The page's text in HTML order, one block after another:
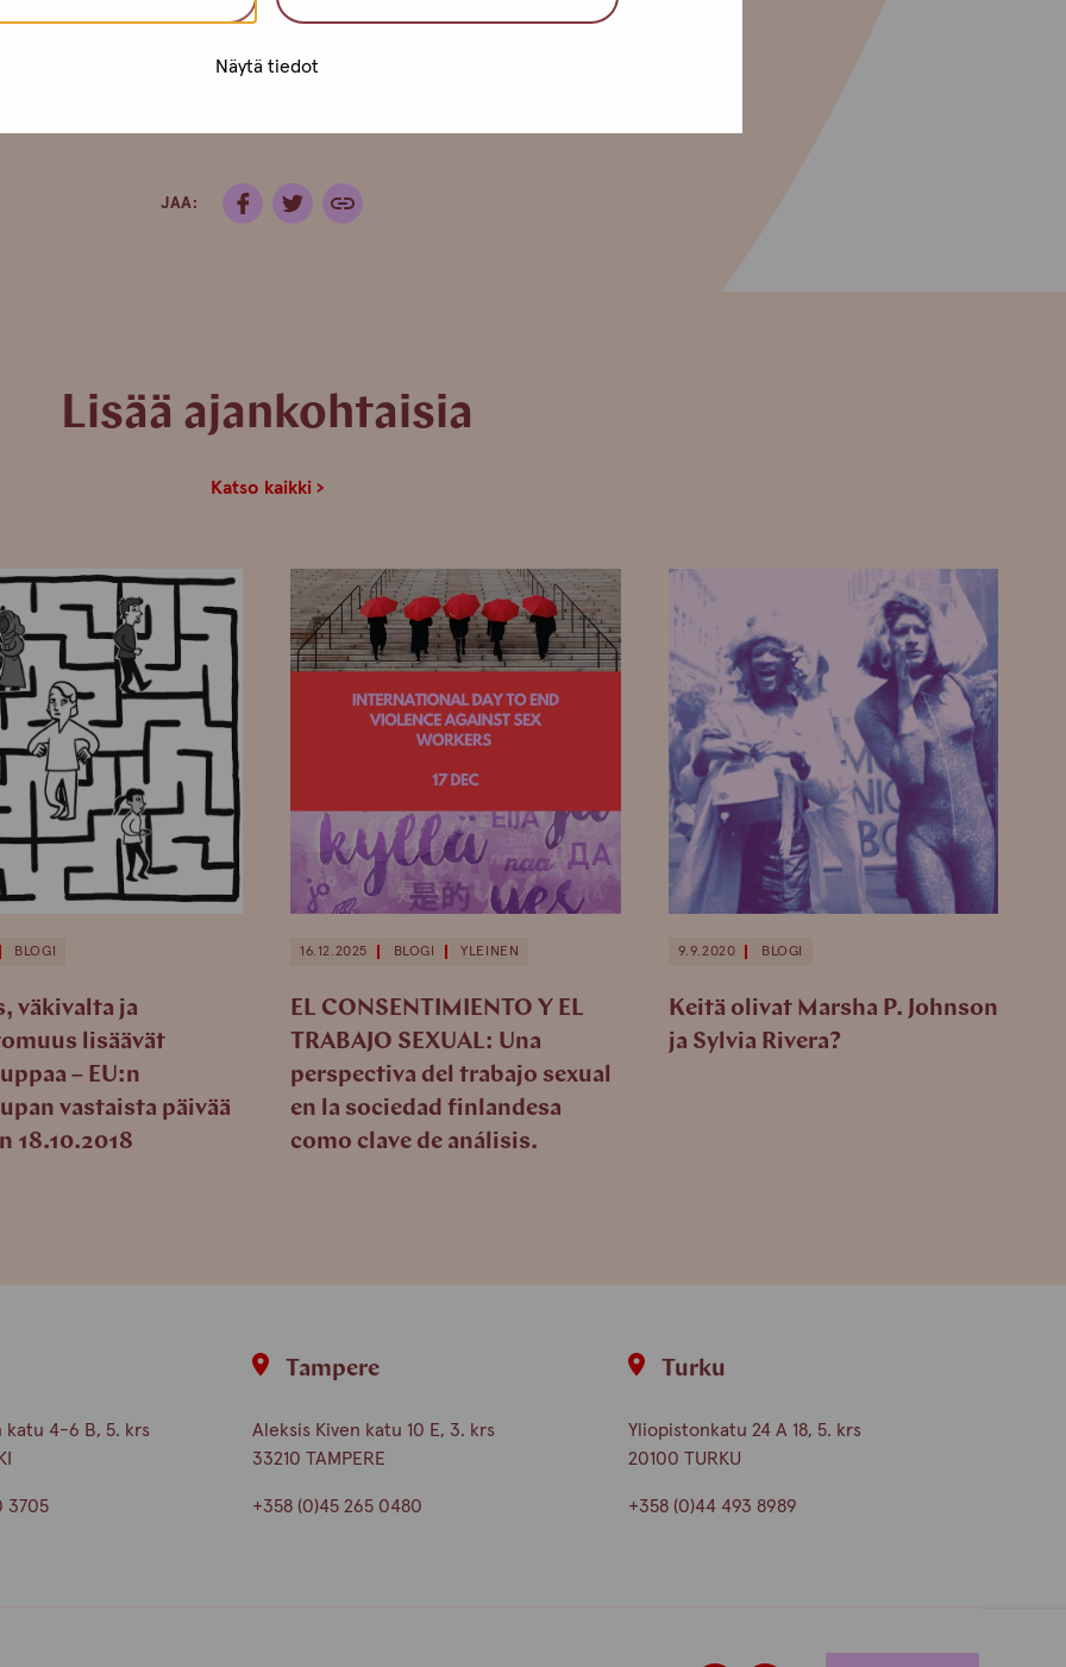
Näytä tiedot
JAA:
Lisää ajankohtaisia
Katso kaikki ›
BLOGI
väkivalta ja
lisäävät
– EU:n
vastaista päivää
18.10.2018
16.12.2025 BLOGI YLEINEN
EL CONSENTIMIENTO Y EL
TRABAJO SEXUAL: Una
perspectiva del trabajo sexual
en la sociedad finlandesa
como clave de análisis.
9.9.2020 BLOGI
Keitä olivat Marsha P. Johnson
ja Sylvia Rivera?
katu 4-6 B, 5. krs
3705
Tampere
Aleksis Kiven katu 10 E, 3. krs
33210 TAMPERE
+358 (0)45 265 0480
Turku
Yliopistonkatu 24 A 18, 5. krs
20100 TURKU
+358 (0)44 493 8989